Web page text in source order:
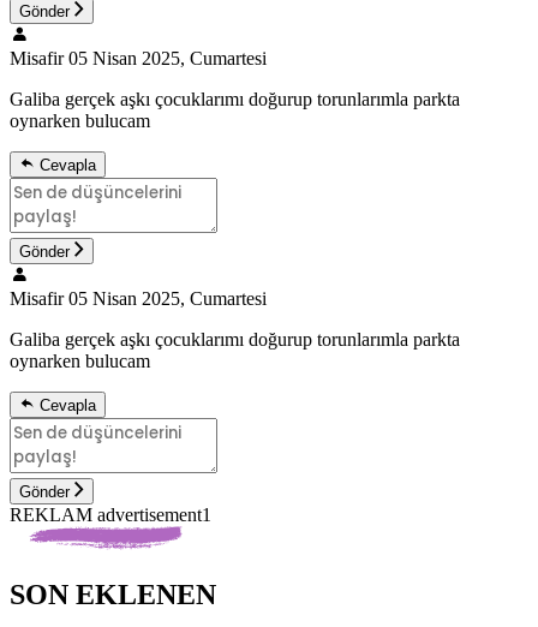
Gönder
Misafir 05 Nisan 2025, Cumartesi
Galiba gerçek aşkı çocuklarımı doğurup torunlarımla parkta
oynarken bulucam
Cevapla
Gönder
Misafir 05 Nisan 2025, Cumartesi
Galiba gerçek aşkı çocuklarımı doğurup torunlarımla parkta
oynarken bulucam
Cevapla
Gönder
REKLAM advertisement1
SON EKLENEN